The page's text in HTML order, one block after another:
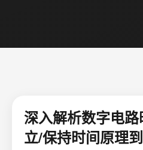
深入解析数字电
立/保持时间原理